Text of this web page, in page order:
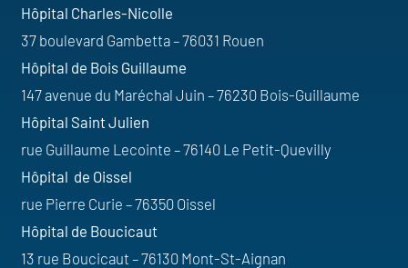
Hôpital Charles-Nicolle
37 boulevard Gambetta – 76031 Rouen
Hôpital de Bois Guillaume
147 avenue du Maréchal Juin – 76230 Bois-Guillaume
Hôpital Saint Julien
rue Guillaume Lecointe – 76140 Le Petit-Quevilly
Hôpital de Oissel
rue Pierre Curie – 76350 Oissel
Hôpital de Boucicaut
13 rue Boucicaut – 76130 Mont-St-Aignan